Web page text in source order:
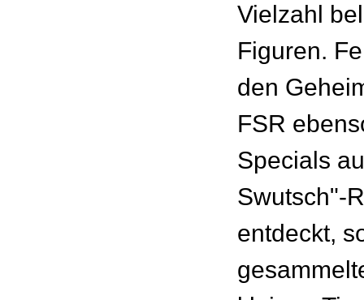
Vielzahl
Figuren.
den
FSR
Specials
Swutsch"-
entdeckt,